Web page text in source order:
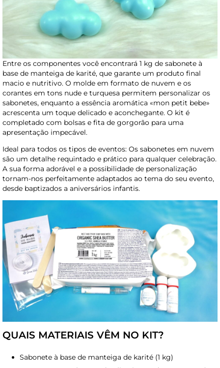
Entre os componentes você encontrará 1 kg de sabonete à
base de manteiga de karité, que garante um produto final
macio e nutritivo. O molde em formato de nuvem e os
corantes em tons nude e turquesa permitem personalizar os
sabonetes, enquanto a essência aromática «mon petit bebe»
acrescenta um toque delicado e aconchegante. O kit é
completado com bolsas e fita de gorgorão para uma
apresentação impecável.
Ideal para todos os tipos de eventos: Os sabonetes em nuvem
são um detalhe requintado e prático para qualquer celebração.
A sua forma adorável e a possibilidade de personalização
tornam-nos perfeitamente adaptados ao tema do seu evento,
desde baptizados a aniversários infantis.
QUAIS MATERIAIS VÊM NO KIT?
Sabonete à base de manteiga de karité (1 kg)